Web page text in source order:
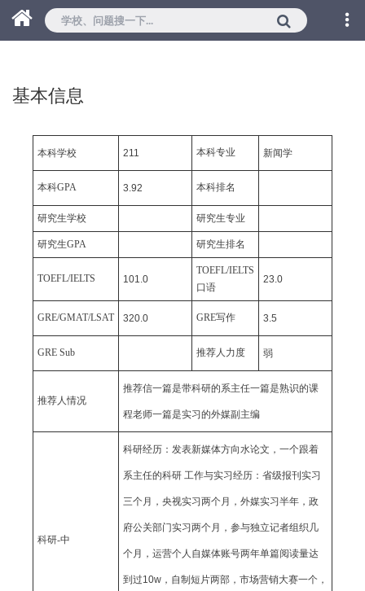
基本信息
本科学校 211 本科专业 新闻学
本科GPA 3.92 本科排名
研究生学校 研究生专业
研究生GPA 研究生排名
TOEFL/IELTS 101.0
TOEFL/IELTS
口语
23.0
GRE/GMAT/LSAT 320.0 GRE写作 3.5
GRE Sub 推荐人力度 弱
推荐人情况
推荐信一篇是带科研的系主任一篇是熟识的课
程老师一篇是实习的外媒副主编
科研-中
科研经历：发表新媒体方向水论文，一个跟着
系主任的科研 工作与实习经历：省级报刊实习
三个月，央视实习两个月，外媒实习半年，政
府公关部门实习两个月，参与独立记者组织几
个月，运营个人自媒体账号两年单篇阅读量达
到过10w，自制短片两部，市场营销大赛一个，